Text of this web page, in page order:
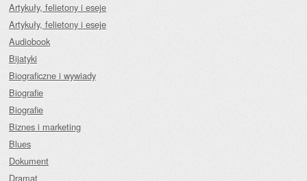
Artykuły, felietony i eseje
Artykuły, felietony i eseje
Audiobook
Bijatyki
Biograficzne i wywiady
Biografie
Biografie
Biznes i marketing
Blues
Dokument
Dramat